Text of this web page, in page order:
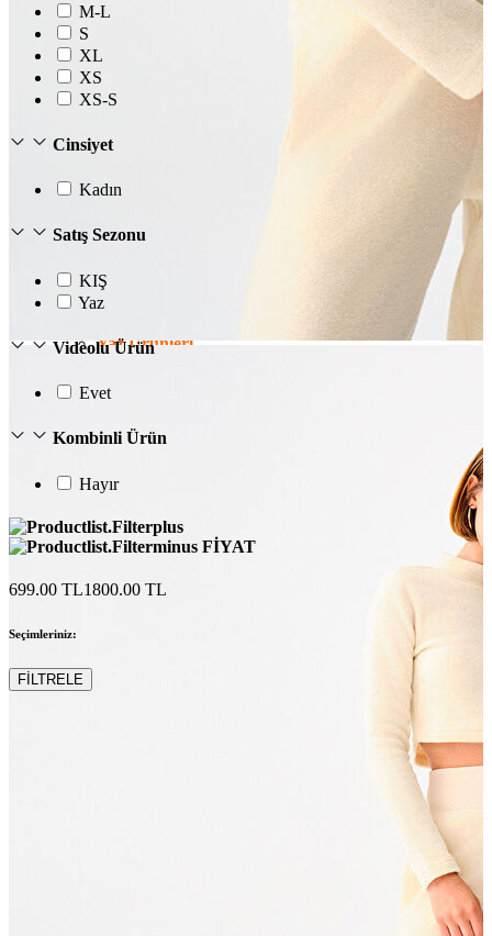
Erkek
Yaz Ürünleri
Giyim
Pantolon
Sweatshirt
Polo
Şort
Atlet
Hırka
M-L
S
XL
XS
XS-S
Cinsiyet
Kadın
Satış Sezonu
KIŞ
Yaz
Videolu Ürün
Evet
Kombinli Ürün
Hayır
FİYAT
699.00 TL1800.00 TL
Seçimleriniz:
FİLTRELE